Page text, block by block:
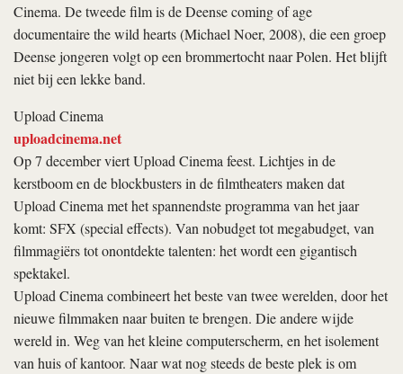
Cinema. De tweede film is de Deense coming of age
documentairethe wild hearts(Michael Noer, 2008), die een groep
Deense jongeren volgt op een brommertocht naar Polen. Het blijft
niet bij een lekke band.
Upload Cinema
uploadcinema.net
Op 7 december viert Upload Cinema feest. Lichtjes in de
kerstboom en de blockbusters in de filmtheaters maken dat
Upload Cinema met het spannendste programma van het jaar
komt: SFX (special effects). Van nobudget tot megabudget, van
filmmagiërs tot onontdekte talenten: het wordt een gigantisch
spektakel.
Upload Cinema combineert het beste van twee werelden, door het
nieuwe filmmaken naar buiten te brengen. Die andere wijde
wereld in. Weg van het kleine computerscherm, en het isolement
van huis of kantoor. Naar wat nog steeds de beste plek is om